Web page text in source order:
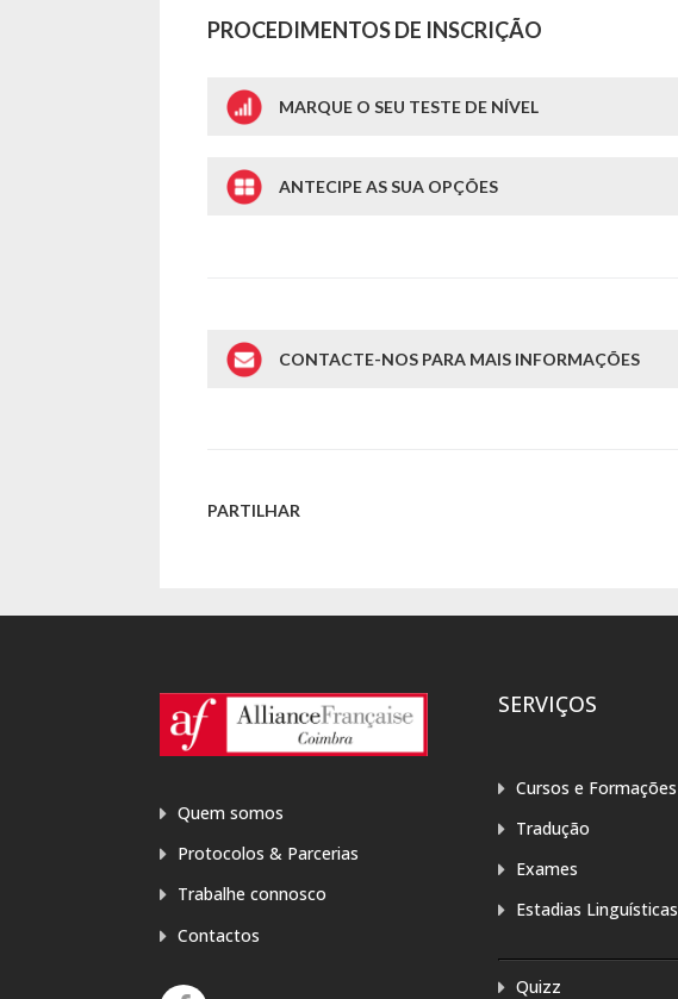
PROCEDIMENTOS DE INSCRIÇÃO
MARQUE O SEU TESTE DE NÍVEL
ANTECIPE AS SUA OPÇÕES
CONTACTE-NOS PARA MAIS INFORMAÇÕES
PARTILHAR
Quem somos
Protocolos & Parcerias
Trabalhe connosco
Contactos
SERVIÇOS
Cursos e Formações
Tradução
Exames
Estadias Linguísticas
Quizz